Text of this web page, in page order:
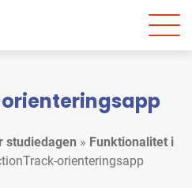
studiedagen » Funktionalitet i
orienteringsapp